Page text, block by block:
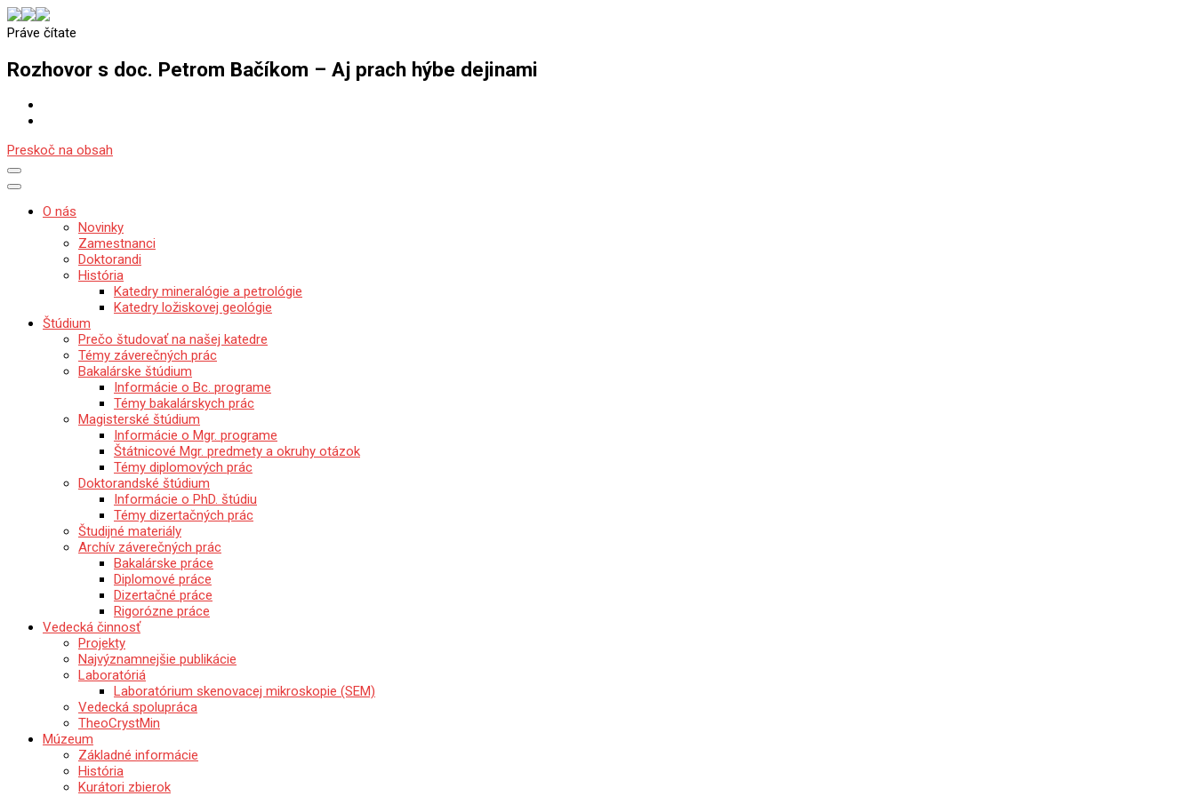
Práve čítate
Rozhovor s doc. Petrom Bačíkom – Aj prach hýbe dejinami
Preskoč na obsah
O nás
Novinky
Zamestnanci
Doktorandi
História
Katedry mineralógie a petrológie
Katedry ložiskovej geológie
Štúdium
Prečo študovať na našej katedre
Témy záverečných prác
Bakalárske štúdium
Informácie o Bc. programe
Témy bakalárskych prác
Magisterské štúdium
Informácie o Mgr. programe
Štátnicové Mgr. predmety a okruhy otázok
Témy diplomových prác
Doktorandské štúdium
Informácie o PhD. štúdiu
Témy dizertačných prác
Študijné materiály
Archív záverečných prác
Bakalárske práce
Diplomové práce
Dizertačné práce
Rigorózne práce
Vedecká činnosť
Projekty
Najvýznamnejšie publikácie
Laboratóriá
Laboratórium skenovacej mikroskopie (SEM)
Vedecká spolupráca
TheoCrystMin
Múzeum
Základné informácie
História
Kurátori zbierok